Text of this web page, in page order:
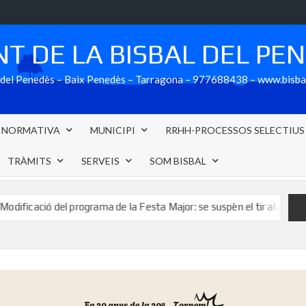
DE LA BISBAL DEL
Penedès – Baix Penedès – Tarragona – 977688438 –
NORMATIVA MUNICIPI RRHH-PROCESSOS SELECTIUS
TRÀMITS SERVEIS SOM BISBAL
del programa de la Festa Major: se suspèn el tir al plat de Festa